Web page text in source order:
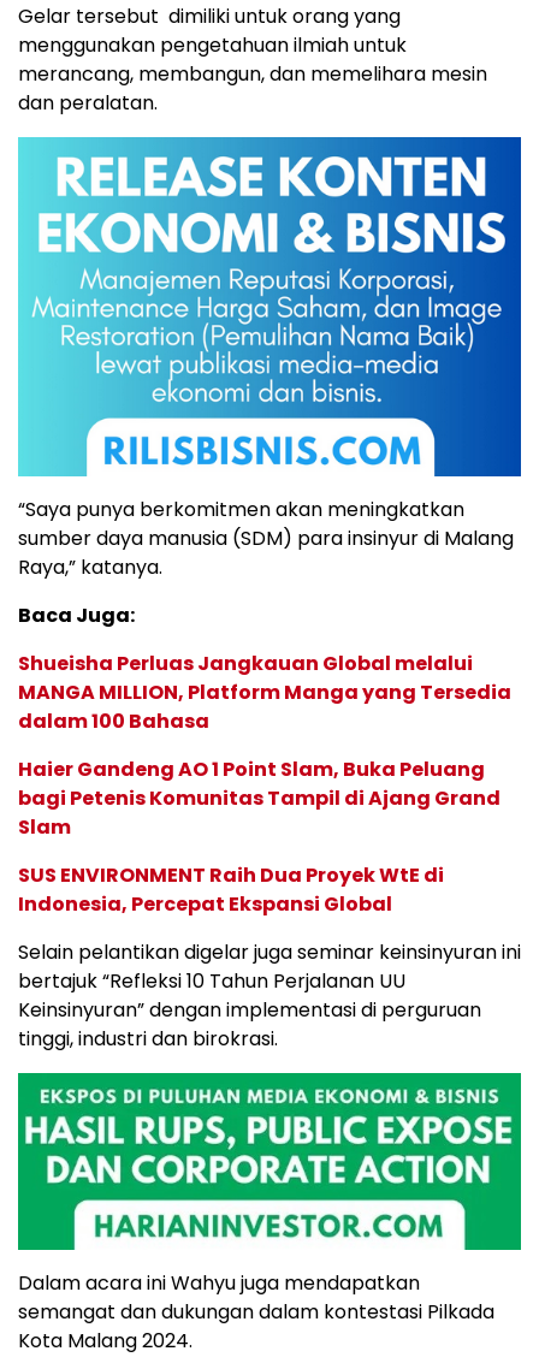
Gelar tersebut dimiliki untuk orang yang
menggunakan pengetahuan ilmiah untuk
merancang, membangun, dan memelihara mesin
dan peralatan.
“Saya punya berkomitmen akan meningkatkan
sumber daya manusia (SDM) para insinyur di Malang
Raya,” katanya.
Baca Juga:
Shueisha Perluas Jangkauan Global melalui
MANGA MILLION, Platform Manga yang Tersedia
dalam 100 Bahasa
Haier Gandeng AO 1 Point Slam, Buka Peluang
bagi Petenis Komunitas Tampil di Ajang Grand
Slam
SUS ENVIRONMENT Raih Dua Proyek WtE di
Indonesia, Percepat Ekspansi Global
Selain pelantikan digelar juga seminar keinsinyuran ini
bertajuk “Refleksi 10 Tahun Perjalanan UU
Keinsinyuran” dengan implementasi di perguruan
tinggi, industri dan birokrasi.
Dalam acara ini Wahyu juga mendapatkan
semangat dan dukungan dalam kontestasi Pilkada
Kota Malang 2024.